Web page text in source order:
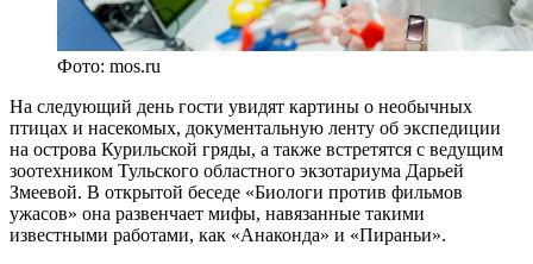
Фото: mos.ru
На следующий день гости увидят картины о необычных
птицах и насекомых, документальную ленту об экспедиции
на острова Курильской гряды, а также встретятся с ведущим
зоотехником Тульского областного экзотариума Дарьей
Змеевой. В открытой беседе «Биологи против фильмов
ужасов» она развенчает мифы, навязанные такими
известными работами, как «Анаконда» и «Пираньи».